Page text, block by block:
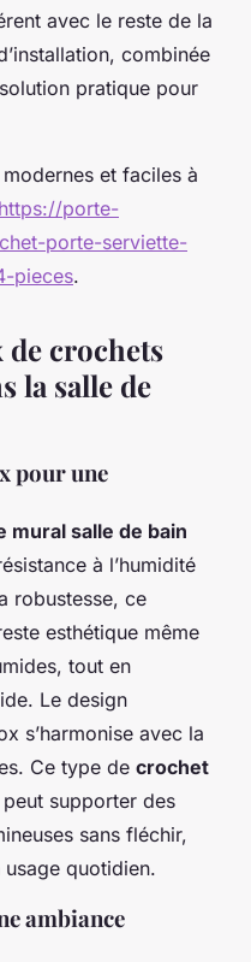
avec le reste de la
combinée
pratique pour
et faciles à
https://porte-
porte-serviette-
pieces.
de crochets
la salle de
pour une
salle de bain
à l’humidité
robustesse, ce
esthétique même
tout en
Le design
s’harmonise avec la
Ce type de crochet
peut supporter des
sans fléchir,
quotidien.
ambiance